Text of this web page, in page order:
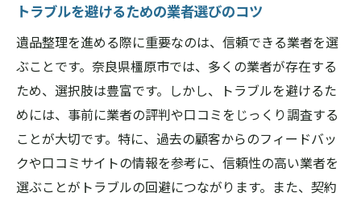
トラブルを避けるための業者選びのコツ
遺品整理を進める際に重要なのは、信頼できる業者を選
ぶことです。奈良県橿原市では、多くの業者が存在する
ため、選択肢は豊富です。しかし、トラブルを避けるた
めには、事前に業者の評判や口コミをじっくり調査する
ことが大切です。特に、過去の顧客からのフィードバッ
クや口コミサイトの情報を参考に、信頼性の高い業者を
選ぶことがトラブルの回避につながります。また、契約